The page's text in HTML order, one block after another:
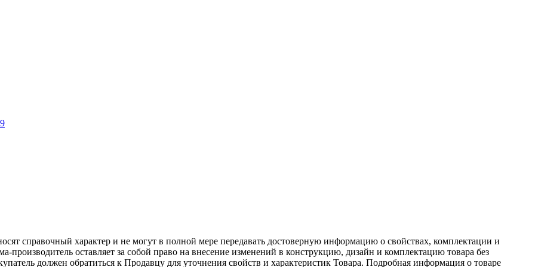
справочный характер и не могут в полной мере передавать достоверную информацию о свойствах, комплектации и
оставляет за собой право на внесение изменений в конструкцию, дизайн и комплектацию товара без
должен обратиться к Продавцу для уточнения свойств и характеристик Товара. Подробная информация о товаре